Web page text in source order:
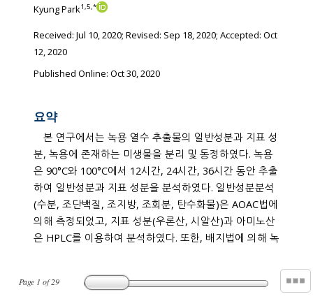
Page 1 of29
Kyung Park1,5,*
Received: Jul 10, 2020; Revised: Sep 18, 2020; Accepted: Oct
12, 2020
Published Online: Oct 30, 2020
요약
본 연구에서는 녹용 열수 추출물의 일반성분과 지표 성
분, 녹용에 존재하는 미생물을 분리 및 동정하였다. 녹용
은 90°C와 100°C에서 12시간, 24시간, 36시간 동안 추출
하여 일반성분과 지표 성분을 분석하였다. 일반성분분석
(수분, 조단백질, 조지방, 조회분, 탄수화물)은 AOAC법에
의해 측정되었고, 지표 성분(우론산, 시알산)과 아미노산
은 HPLC를 이용하여 분석하였다. 또한, 배지법에 의해 녹